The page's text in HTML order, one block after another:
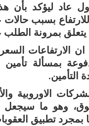
عاد ليؤكد بأن
بسبب حالات
بمرونة الطلب
الارتفاعات
بمسألة
التأمين.
وهو ما سيجعل
بمجرد تطبيق